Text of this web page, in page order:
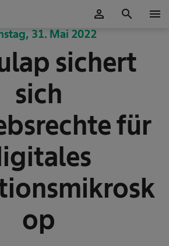
person search menu
31. Mai 2022
sichert
sich
für
op